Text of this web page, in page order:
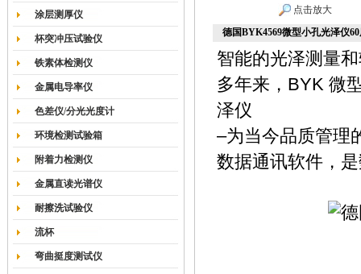
涂层测厚仪
杯突冲压试验仪
铁素体检测仪
金属电导率仪
色差仪/分光光度计
环境检测试验箱
附着力检测仪
金属直读光谱仪
耐擦洗试验仪
流杯
弯曲挺度测试仪
点击放大
德国BYK4569微型小孔光泽仪
智能的光泽测量
多年来， BYK 微
泽仪
–为当今品质管理
数据通讯软件，